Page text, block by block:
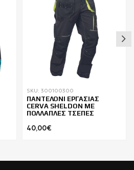
SKU: 300100300
ΠΑΝΤΕΛΟΝΙ ΕΡΓΑΣΙΑΣ
CERVA SHELDON ΜΕ
ΠΟΛΛΑΠΛΕΣ ΤΣΕΠΕΣ
40,00€